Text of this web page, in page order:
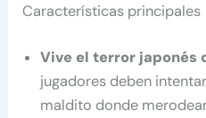
Características principales
Vive el terror japonés
jugadores deben
maldito donde